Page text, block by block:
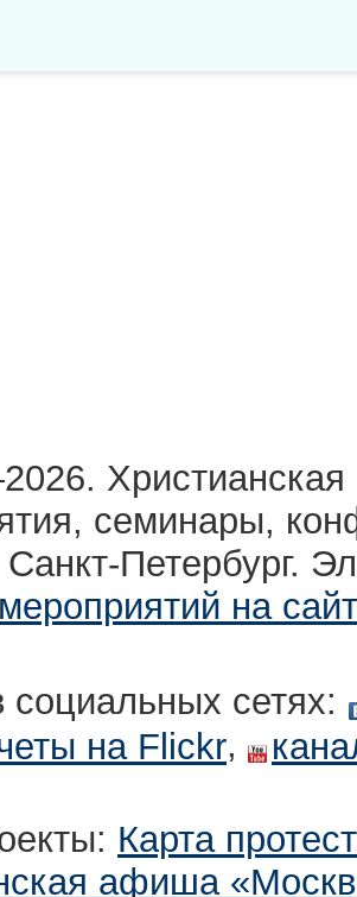
семинары,
Санкт-Петербург.
на сайт
сетях:
на Flickr,
Карта
афиша